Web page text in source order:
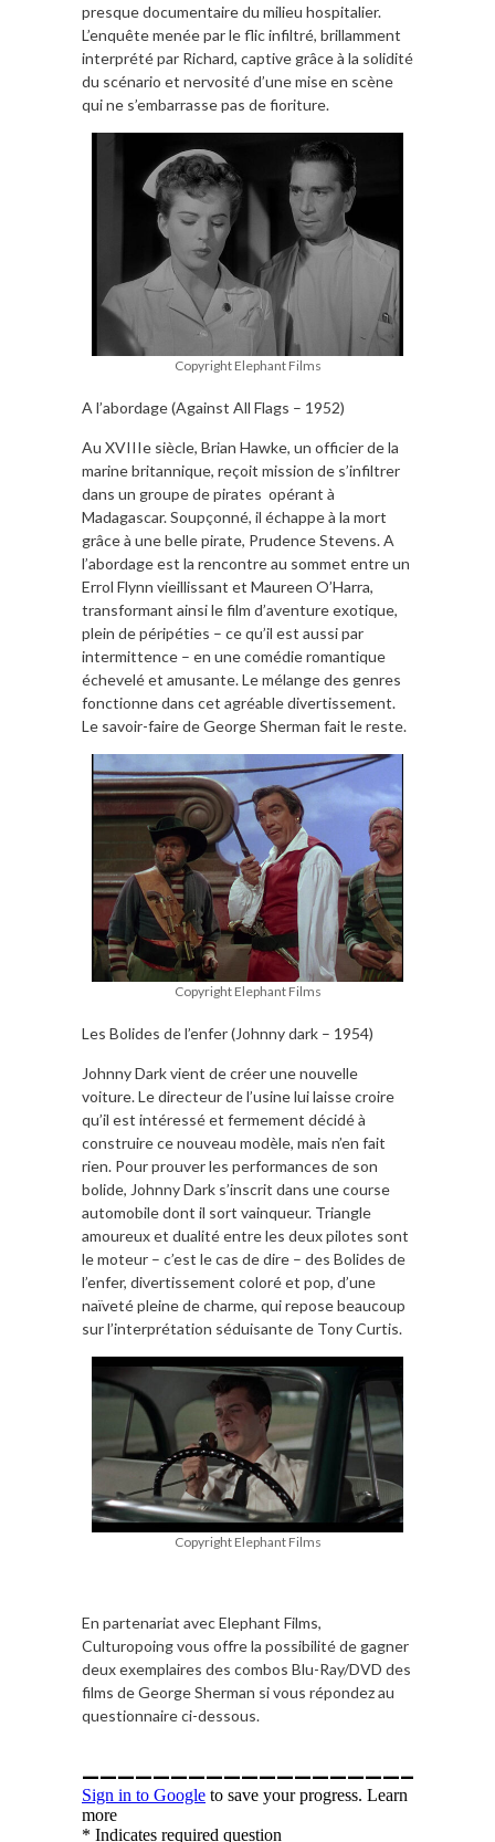
presque documentaire du milieu hospitalier.
L’enquête menée par le flic infiltré, brillamment
interprété par Richard, captive grâce à la solidité
du scénario et nervosité d’une mise en scène
qui ne s’embarrasse pas de fioriture.
Copyright Elephant Films
A l’abordage (Against All Flags – 1952)
Au XVIIIe siècle, Brian Hawke, un officier de la
marine britannique, reçoit mission de s’infiltrer
dans un groupe de pirates opérant à
Madagascar. Soupçonné, il échappe à la mort
grâce à une belle pirate, Prudence Stevens. A
l’abordage est la rencontre au sommet entre un
Errol Flynn vieillissant et Maureen O’Harra,
transformant ainsi le film d’aventure exotique,
plein de péripéties – ce qu’il est aussi par
intermittence – en une comédie romantique
échevelé et amusante. Le mélange des genres
fonctionne dans cet agréable divertissement.
Le savoir-faire de George Sherman fait le reste.
Copyright Elephant Films
Les Bolides de l’enfer (Johnny dark – 1954)
Johnny Dark vient de créer une nouvelle
voiture. Le directeur de l’usine lui laisse croire
qu’il est intéressé et fermement décidé à
construire ce nouveau modèle, mais n’en fait
rien. Pour prouver les performances de son
bolide, Johnny Dark s’inscrit dans une course
automobile dont il sort vainqueur. Triangle
amoureux et dualité entre les deux pilotes sont
le moteur – c’est le cas de dire – des Bolides de
l’enfer, divertissement coloré et pop, d’une
naïveté pleine de charme, qui repose beaucoup
sur l’interprétation séduisante de Tony Curtis.
Copyright Elephant Films
En partenariat avec Elephant Films,
Culturopoing vous offre la possibilité de gagner
deux exemplaires des combos Blu-Ray/DVD des
films de George Sherman si vous répondez au
questionnaire ci-dessous.